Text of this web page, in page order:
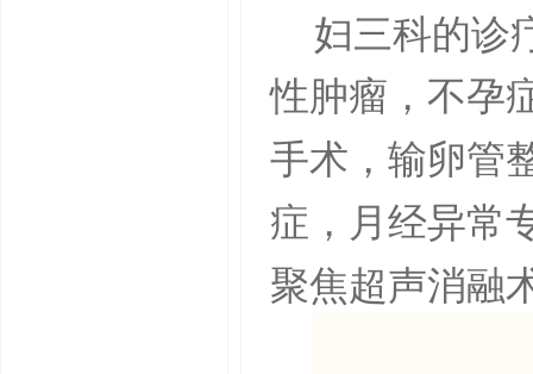
妇三科的诊
性肿瘤，不孕
手术，输卵管
症，月经异常
聚焦超声消融